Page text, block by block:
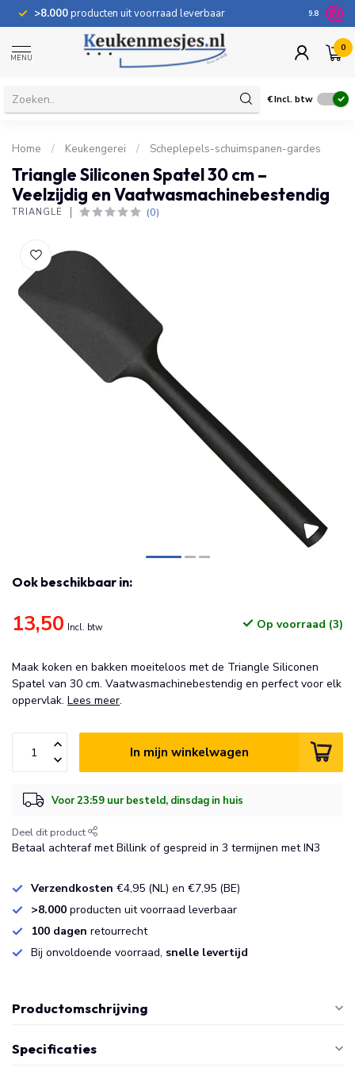
>8.000producten uit voorraad leverbaar 100
9.8
MENU
0
€Incl. btw
Home / Keukengerei / Scheplepels-schuimspanen-gardes
Triangle Siliconen Spatel 30 cm –
Veelzijdig en Vaatwasmachinebestendig
TRIANGLE (0)
Ook beschikbaar in:
13,50 Incl. btw Op voorraad (3)
Maak koken en bakken moeiteloos met de Triangle Siliconen
Spatel van 30 cm. Vaatwasmachinebestendig en perfect voor elk
oppervlak. Lees meer.
In mijn winkelwagen
Voor 23:59 uur besteld, dinsdag in huis
Deel dit product
Betaal achteraf met Billink of gespreid in 3 termijnen met IN3
Verzendkosten €4,95 (NL) en €7,95 (BE)
>8.000 producten uit voorraad leverbaar
100 dagen retourrecht
Bij onvoldoende voorraad, snelle levertijd
Productomschrijving
Specificaties